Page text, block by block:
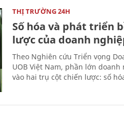
THỊ TRƯỜNG 24H
Số hóa và phát triển
lược của doanh
Theo Nghiên cứu Triển vọng
UOB Việt Nam, phần lớn
vào hai trụ cột chiến lược: số